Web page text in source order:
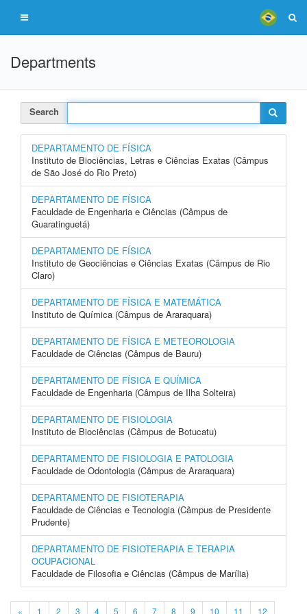
Departments
Search
DEPARTAMENTO DE FÍSICA
Instituto de Biociências, Letras e Ciências Exatas (Câmpus
de São José do Rio Preto)
DEPARTAMENTO DE FÍSICA
Faculdade de Engenharia e Ciências (Câmpus de
Guaratinguetá)
DEPARTAMENTO DE FÍSICA
Instituto de Geociências e Ciências Exatas (Câmpus de Rio
Claro)
DEPARTAMENTO DE FÍSICA E MATEMÁTICA
Instituto de Química (Câmpus de Araraquara)
DEPARTAMENTO DE FÍSICA E METEOROLOGIA
Faculdade de Ciências (Câmpus de Bauru)
DEPARTAMENTO DE FÍSICA E QUÍMICA
Faculdade de Engenharia (Câmpus de Ilha Solteira)
DEPARTAMENTO DE FISIOLOGIA
Instituto de Biociências (Câmpus de Botucatu)
DEPARTAMENTO DE FISIOLOGIA E PATOLOGIA
Faculdade de Odontologia (Câmpus de Araraquara)
DEPARTAMENTO DE FISIOTERAPIA
Faculdade de Ciências e Tecnologia (Câmpus de Presidente
Prudente)
DEPARTAMENTO DE FISIOTERAPIA E TERAPIA
OCUPACIONAL
Faculdade de Filosofia e Ciências (Câmpus de Marília)
« 1 2 3 4 5 6 7 8 9 10 11 12